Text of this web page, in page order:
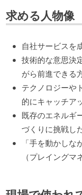
求める人物像
自社サービスを
技術的な意思決
がら前進できる
テクノロジーや
的にキャッチア
既存のエネルギ
づくりに挑戦し
「手を動かし
（プレイングマ